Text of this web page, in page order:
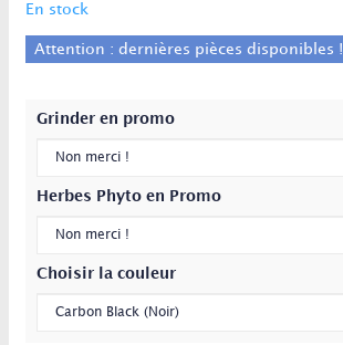
En stock
Attention : dernières pièces disponibles !
Grinder en promo
Herbes Phyto en Promo
Choisir la couleur